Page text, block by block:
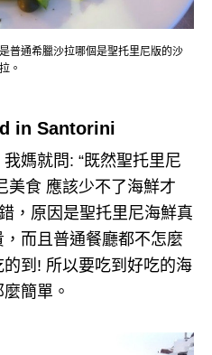
普通希臘沙拉哪個是聖托里尼版的沙
拉。
in Santorini
媽就問: “既然聖托里尼
美食 應該少不了海鮮才
，原因是聖托里尼海鮮真
而且普通餐廳都不怎麼
到! 所以要吃到好吃的海
簡單。